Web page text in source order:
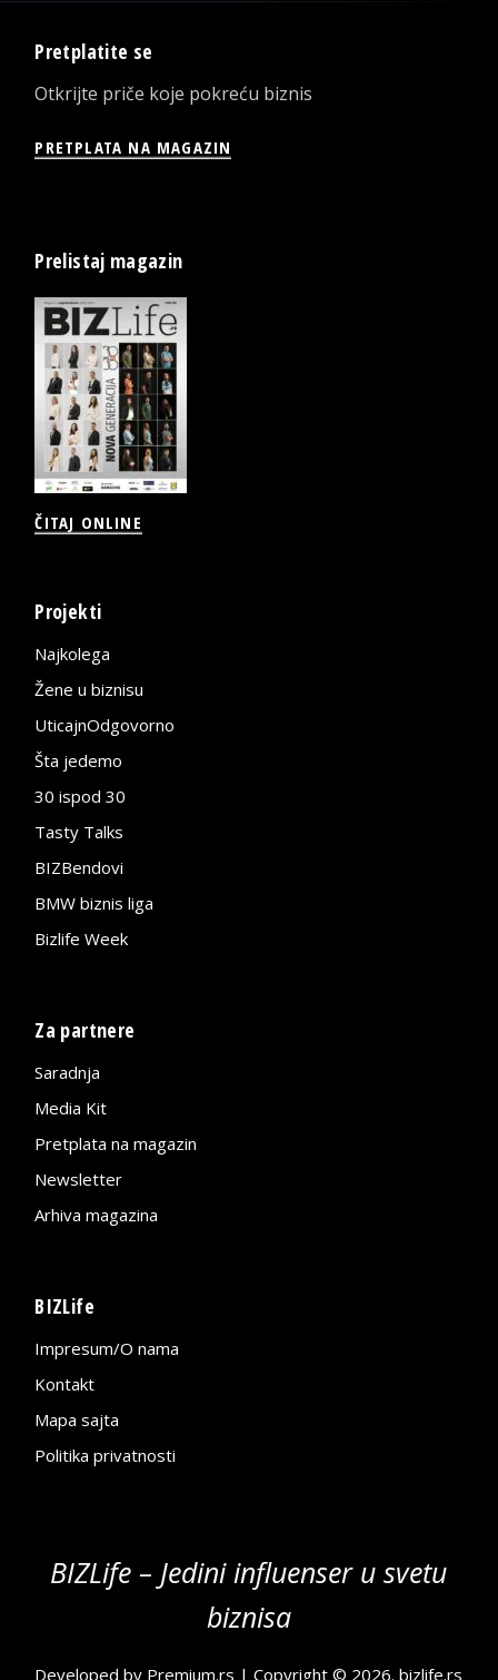
Pretplatite se
Otkrijte priče koje pokreću biznis
PRETPLATA NA MAGAZIN
Prelistaj magazin
ČITAJ ONLINE
Projekti
Najkolega
Žene u biznisu
UticajnOdgovorno
Šta jedemo
30 ispod 30
Tasty Talks
BIZBendovi
BMW biznis liga
Bizlife Week
Za partnere
Saradnja
Media Kit
Pretplata na magazin
Newsletter
Arhiva magazina
BIZLife
Impresum/O nama
Kontakt
Mapa sajta
Politika privatnosti
BIZLife – Jedini influenser u svetu
biznisa
Developed by Premium.rs | Copyright © 2026.bizlife.rs